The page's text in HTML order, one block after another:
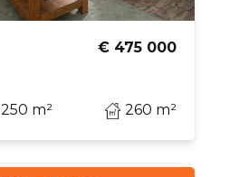
€ 475 000
250 m² 260 m²